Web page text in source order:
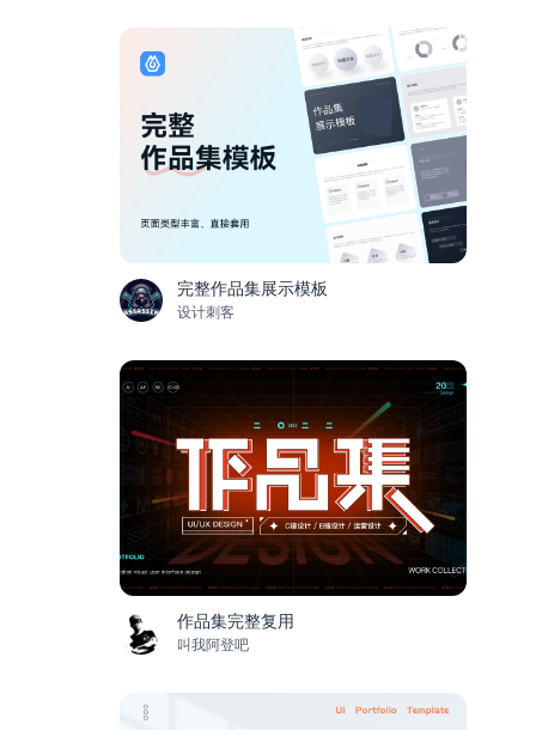
完整作品集展示模板
设计刺客
作品集完整复用
叫我阿登吧